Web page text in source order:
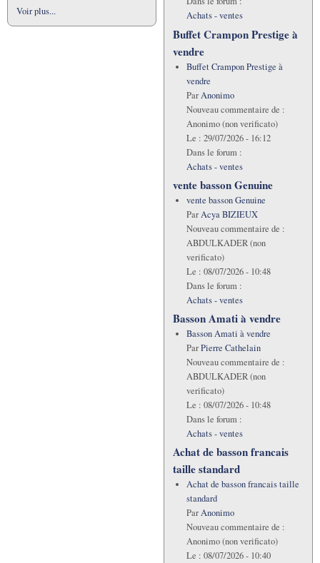
Voir plus...
Achats - ventes
Buffet Crampon Prestige à
vendre
Buffet Crampon Prestige à
vendre
ParAnonimo
Nouveau commentaire de :
Anonimo (non verificato)
Le : 29/07/2026 - 16:12
Dans le forum :
Achats - ventes
vente basson Genuine
vente basson Genuine
ParAcya BIZIEUX
Nouveau commentaire de :
ABDULKADER (non
verificato)
Le : 08/07/2026 - 10:48
Dans le forum :
Achats - ventes
Basson Amati à vendre
Basson Amati à vendre
ParPierre Cathelain
Nouveau commentaire de :
ABDULKADER (non
verificato)
Le : 08/07/2026 - 10:48
Dans le forum :
Achats - ventes
Achat de basson francais
taille standard
Achat de basson francais taille
standard
ParAnonimo
Nouveau commentaire de :
Anonimo (non verificato)
Le : 08/07/2026 - 10:40